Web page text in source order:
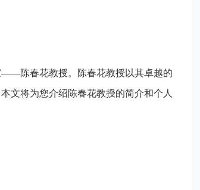
——陈春花教授。陈春花教授以其卓越的
文将为您介绍陈春花教授的简介和个人